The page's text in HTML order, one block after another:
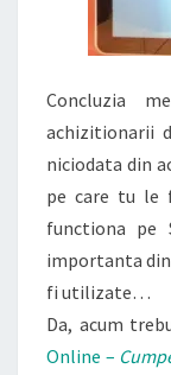
Concluzia
achizitionarii
niciodata din
pe care tu le
functiona pe
importanta
fi utilizate…
Da, acum
Online –